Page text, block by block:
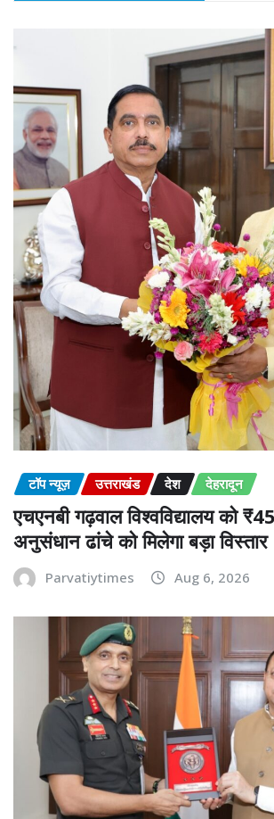
टॉप न्यूज़ उत्तराखंड देश देहरादून
एचएनबी गढ़वाल विश्वविद्यालय को
अनुसंधान ढांचे को मिलेगा बड़ा विस्तार
Parvatiytimes Aug 6, 2026